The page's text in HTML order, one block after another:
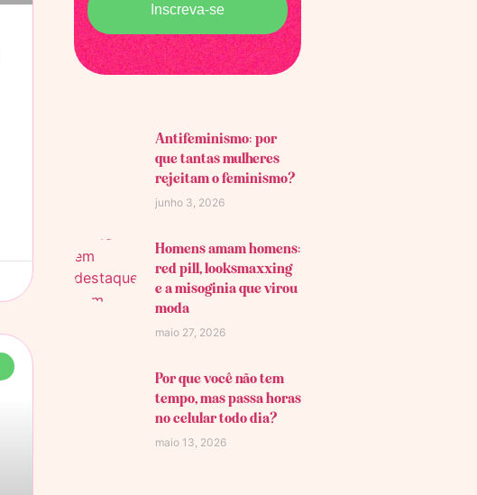
Inscreva-se
Antifeminismo: por
que tantas mulheres
rejeitam o feminismo?
junho 3, 2026
Homens amam homens:
red pill, looksmaxxing
e a misoginia que virou
moda
maio 27, 2026
Por que você não tem
tempo, mas passa horas
no celular todo dia?
maio 13, 2026